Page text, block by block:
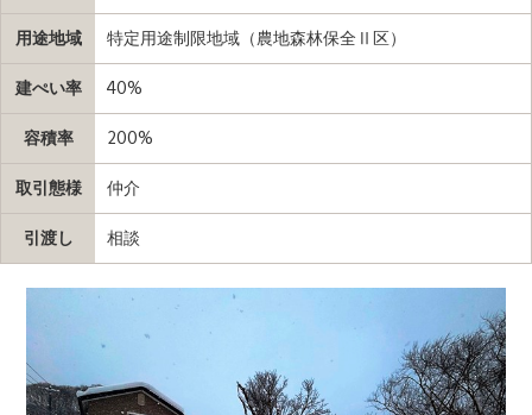
用途地域 特定用途制限地域（農地森林保全Ⅱ区）
建ぺい率 40%
容積率 200%
取引態様 仲介
引渡し 相談